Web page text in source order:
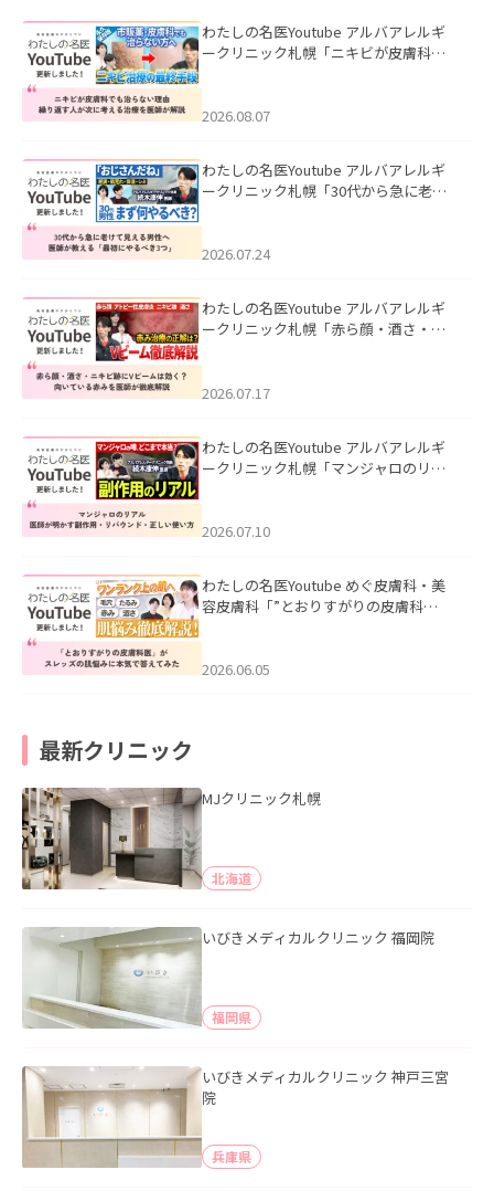
わたしの名医Youtube アルバアレルギ
ークリニック札幌「ニキビが皮膚科で
ました。
2026.08.07
わたしの名医Youtube アルバアレルギ
ークリニック札幌「30代から急に老け
た。
2026.07.24
わたしの名医Youtube アルバアレルギ
ークリニック札幌「赤ら顔・酒さ・ニ
した。
2026.07.17
わたしの名医Youtube アルバアレルギ
ークリニック札幌「マンジャロのリア
た。
2026.07.10
わたしの名医Youtube めぐ皮膚科・美
容皮膚科「”とおりすがりの皮膚科
2026.06.05
最新クリニック
MJクリニック札幌
北海道
いびきメディカルクリニック 福岡院
福岡県
いびきメディカルクリニック 神戸三宮
院
兵庫県